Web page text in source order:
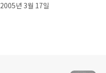
2005년 3월 17일